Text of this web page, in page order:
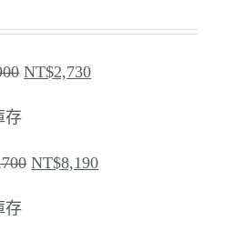
原
格：
NT$2,730目
格：
存
原
NT$8,190目
存